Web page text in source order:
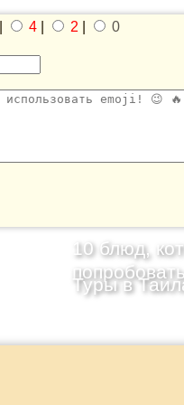
4| 2
0
10 блюд,
Туры в